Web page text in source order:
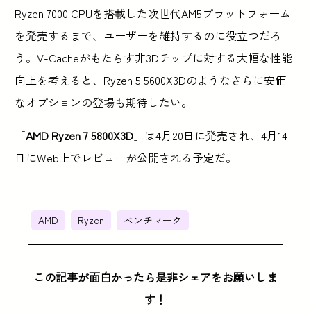
Ryzen 7000 CPUを搭載した次世代AM5プラットフォーム
を発売するまで、ユーザーを維持するのに役立つだろ
う。V-Cacheがもたらす非3Dチップに対する大幅な性能
向上を考えると、Ryzen 5 5600X3Dのようなさらに安価
なオプションの登場も期待したい。
「AMD Ryzen 7 5800X3D 」は4月20日に発売され、4月14
日にWeb上でレビューが公開される予定だ。
AMD Ryzen ベンチマーク
この記事が面白かったら是非シェアをお願いしま
す！